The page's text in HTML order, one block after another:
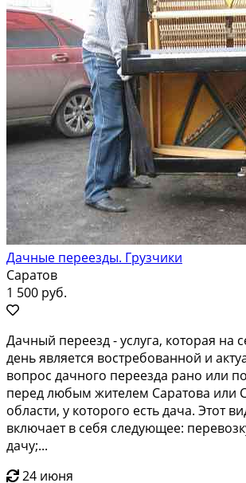
Дачные переезды. Грузчики
Саратов
1 500 руб.
Дачный переезд - услуга, которая на
день является востребованной и
вопрос дачного переезда рано или
перед любым жителем Саратова или
области, у которого есть дача. Этот
включает в себя следующее:
дачу;...
24 июня